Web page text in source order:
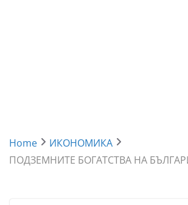
Home
ИКОНОМИКА
ПОДЗЕМНИТЕ БОГАТСТВА НА